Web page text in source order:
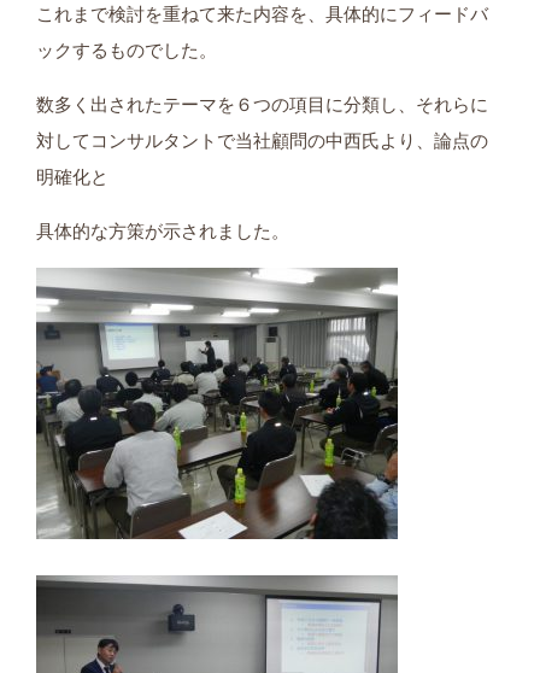
これまで検討を重ねて来た内容を、具体的にフィードバ
ックするものでした。
数多く出されたテーマを６つの項目に分類し、それらに
対してコンサルタントで当社顧問の中西氏より、論点の
明確化と
具体的な方策が示されました。